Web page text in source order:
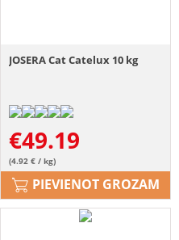
JOSERA Cat Catelux 10 kg
€49.19
(4.92 € / kg)
PIEVIENOT GROZAM